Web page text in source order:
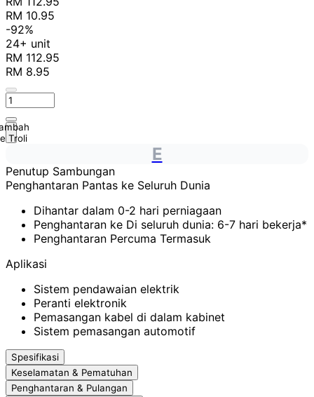
RM 10.95
-92%
24+ unit
RM 112.95
RM 8.95
Troli
E
Penutup Sambungan
Penghantaran Pantas ke Seluruh Dunia
Dihantar dalam 0-2 hari perniagaan
Penghantaran ke Di seluruh dunia: 6-7 hari bekerja*
Penghantaran Percuma Termasuk
Aplikasi
Sistem pendawaian elektrik
Peranti elektronik
Pemasangan kabel di dalam kabinet
Sistem pemasangan automotif
Spesifikasi
Keselamatan & Pematuhan
Penghantaran & Pulangan